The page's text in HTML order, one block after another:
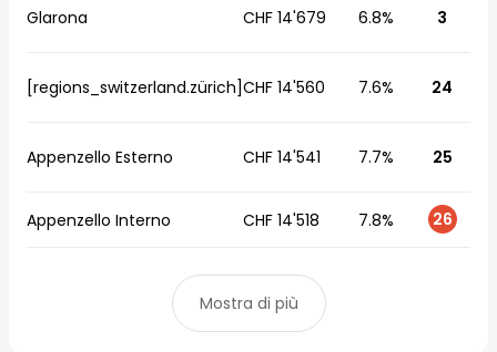
Glarona CHF 14'679 6.8% 3
[regions_switzerland.zürich]CHF 14'560 7.6% 24
Appenzello Esterno CHF 14'541 7.7% 25
Appenzello Interno CHF 14'518 7.8% 26
Mostra di più